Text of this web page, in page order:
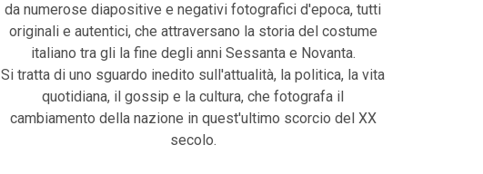
da numerose diapositive e negativi fotografici d'epoca, tutti
originali e autentici, che attraversano la storia del costume
italiano tra gli la fine degli anni Sessanta e Novanta.
Si tratta di uno sguardo inedito sull'attualità, la politica, la vita
quotidiana, il gossip e la cultura, che fotografa il
cambiamento della nazione in quest'ultimo scorcio del XX
secolo.